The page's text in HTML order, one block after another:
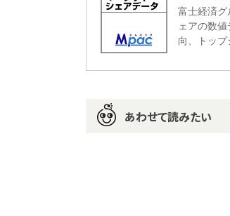
富士経済グ
ェアの数
向、トップ
あわせて読みたい